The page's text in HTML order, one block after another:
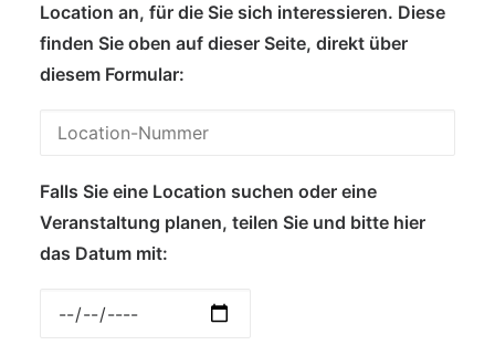
Location an, für die Sie sich interessieren. Diese
finden Sie oben auf dieser Seite, direkt über
diesem Formular:
Falls Sie eine Location suchen oder eine
Veranstaltung planen, teilen Sie und bitte hier
das Datum mit: